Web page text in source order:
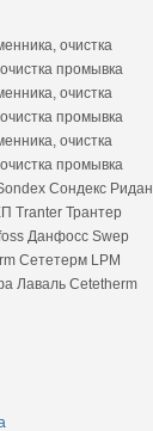
очистка
промывка
очистка
промывка
очистка
промывка
Сондекс Ридан
Tranter Трантер
Данфосс Swep
Сететерм LPM
Лаваль Cetetherm